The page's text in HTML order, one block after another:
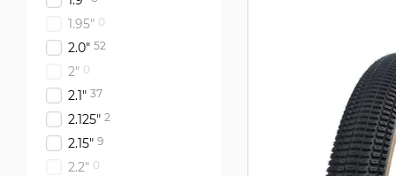
1.95" 0
2.0" 52
2" 0
2.1" 37
2.125" 2
2.15" 9
2.2" 0